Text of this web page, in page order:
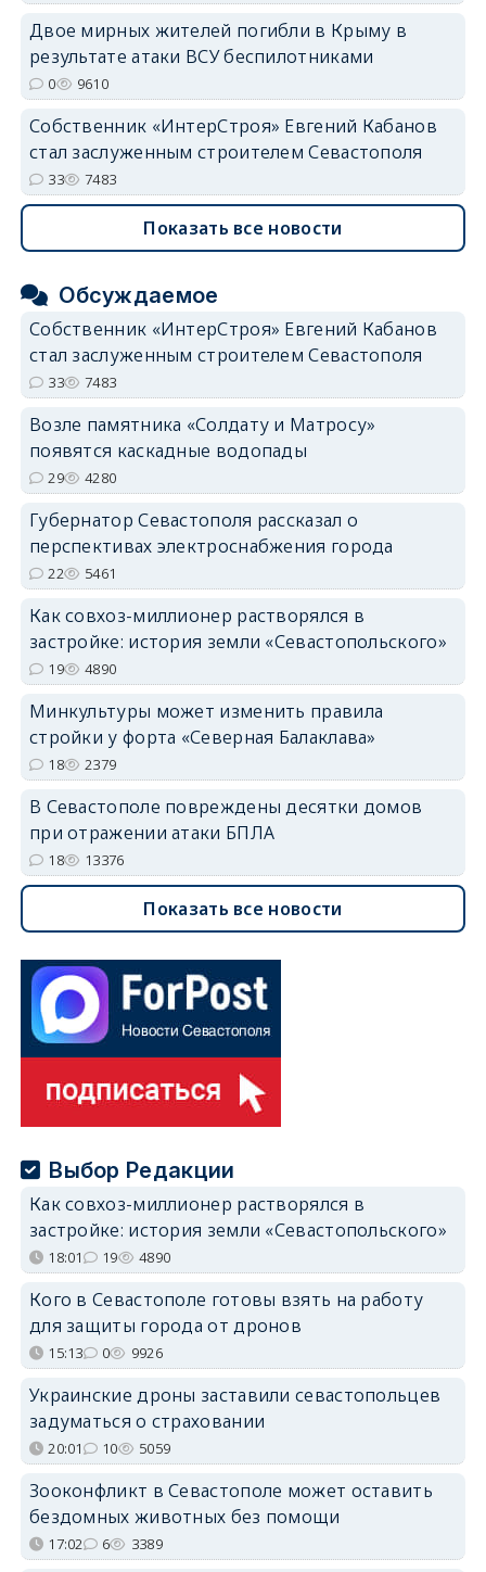
Двое мирных жителей погибли в Крыму в
результате атаки ВСУ беспилотниками
0 9610
Собственник «ИнтерСтроя» Евгений Кабанов
стал заслуженным строителем Севастополя
33 7483
Показать все новости
Обсуждаемое
Собственник «ИнтерСтроя» Евгений Кабанов
стал заслуженным строителем Севастополя
33 7483
Возле памятника «Солдату и Матросу»
появятся каскадные водопады
29 4280
Губернатор Севастополя рассказал о
перспективах электроснабжения города
22 5461
Как совхоз-миллионер растворялся в
застройке: история земли «Севастопольского»
19 4890
Минкультуры может изменить правила
стройки у форта «Северная Балаклава»
18 2379
В Севастополе повреждены десятки домов
при отражении атаки БПЛА
18 13376
Показать все новости
Выбор Редакции
Как совхоз-миллионер растворялся в
застройке: история земли «Севастопольского»
18:01 19 4890
Кого в Севастополе готовы взять на работу
для защиты города от дронов
15:13 0 9926
Украинские дроны заставили севастопольцев
задуматься о страховании
20:01 10 5059
Зооконфликт в Севастополе может оставить
бездомных животных без помощи
17:02 6 3389